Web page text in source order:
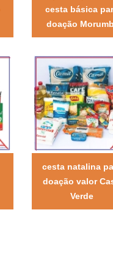
cesta básica
doação
cesta natalina
doação valor
Verde